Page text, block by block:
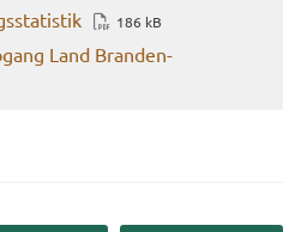
186 kB
Land Bran­den­